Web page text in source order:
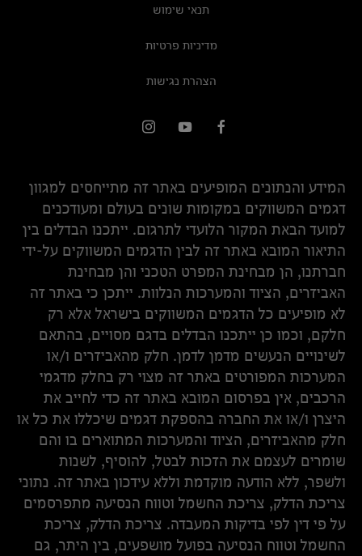
תנאי שימוש
מדיניות פרטיות
הצהרת נגישות
המידע והנתונים המופיעים באתר זה מתייחסים למגוון
דגמים המשווקים במקומות שונים בעולם ומעודכנים
למועד הבאת המקור הלועדי לתרגום. ייתכנו הבדלים בין
התיאור המובא באתר זה לבין הדגמים המשווקים על-ידי
חברתנו, הן מבחינת המפרט הטכני והן מבחינת
האביזרים, הציוד והמערכות הנלוות. ייתכן כי באתר זה
לא מופיעים כל הדגמים המשווקים בישראל אלא רק
חלקם, וכמו כן ייתכנו הבדלים בדגם מסויים, בהתאם
לשינויים הנעשים מדמן לדמן. חלק מהאביזרים ו/או
המערכות המפורטים באתר זה מצוי רק בחלק מדגמי
הרכבים, אין בפרסום המובא באתר זה כדי לחייב את
היצרן ו/או את החברה בהספקת דגמים שיכללו את כל או
חלק מהאביזרים, הציוד והמערכות המתוארים בו והם
שומרים לעצמם את הזכות לבטל, להוסיף, לשנות
ולשפר, ללא הודעה מוקדמת וללא עידכון באתר זה. נתוני
צריכת הדלק, צריכת החשמל וטווח הנסיעה מתפרסמים
על פי דין לפי בדיקות המעבדה. צריכת הדלק, צריכת
החשמל וטווח הנסיעה בפועל מושפעים, בין היתר, גם